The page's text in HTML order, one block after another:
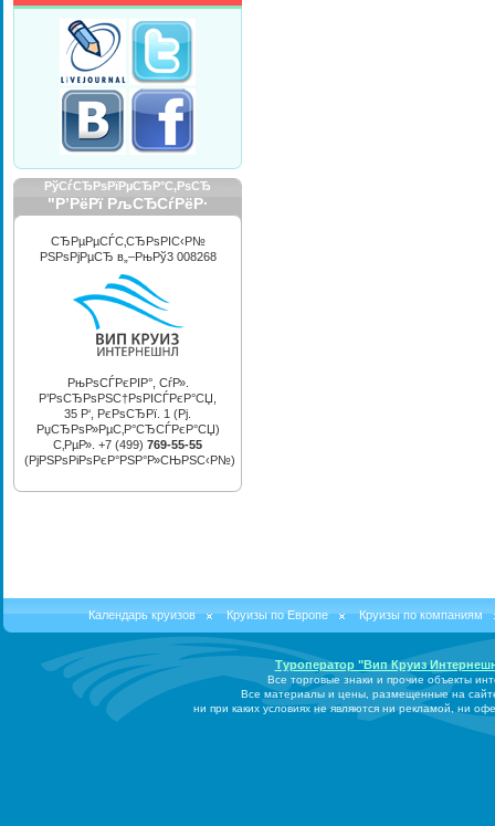
СЂРµРµСЃС‚СЂРѕРІС‹Р№
РЅРѕРјРµСЂ в„–РњРў3 008268
РњРѕСЃРєРІР°, СѓР».
Р’РѕСЂРѕРЅС†РѕРІСЃРєР°СЏ,
35 Р‘, РєРѕСЂРї. 1 (Рј.
РџСЂРѕР»РµС‚Р°СЂСЃРєР°СЏ)
С‚РµР». +7 (499) 769-55-55
(РјРЅРѕРіРѕРєР°РЅР°Р»СЊРЅС‹Р№)
РўСѓСЂРѕРїРµСЂР°С‚РѕСЂ
"Р’РёРї РљСЂСѓРёР·
Календарь круизов Круизы по Европе Круизы по компаниям
Туроператор "Вип Круиз
Все торговые знаки и прочие объекты
Все материалы и цены, размещенные на
ни при каких условиях не являются ни рекламой, ни